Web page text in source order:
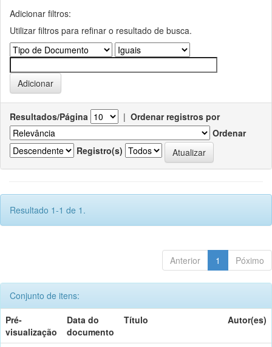
Adicionar filtros:
Utilizar filtros para refinar o resultado de busca.
Resultados/Página | Ordenar registros por
Ordenar
Registro(s)
Resultado 1-1 de 1.
Anterior 1 Póximo
Conjunto de itens:
Pré-
visualização
Data do
documento
Título Autor(es)